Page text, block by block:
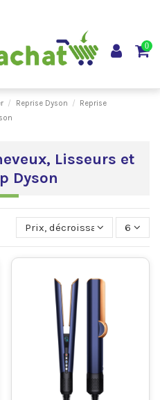
0
Reprise Dyson
Reprise
Lisseurs et
Dyson
Prix, décroissant 6